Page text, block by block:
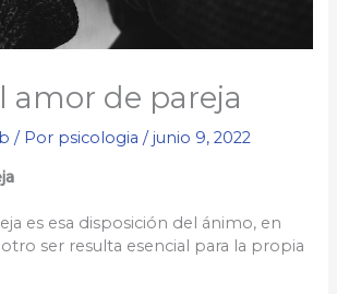
amor de pareja
/ Por psicologia/ junio 9, 2022
es esa disposición del ánimo, en
ser resulta esencial para la propia